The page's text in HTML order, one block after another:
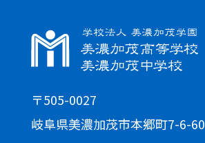
〒505-0027
岐阜県美濃加茂市本郷町7-6-60